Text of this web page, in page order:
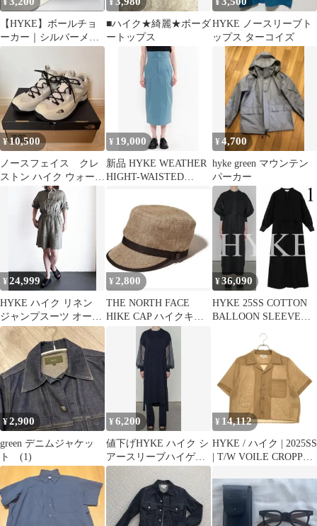
¥
【HYKE】ボールチョ
ーカー｜シルバーメッ
¥
■ハイク★綺麗★ボーダ
ートップス
¥
HYKE ノースリーブト
ップス ターコイズ
¥ 10,500
ノースフェイス クレ
ストン ハイク ウォータ
ープルーフ（メン
ズ） 28cm 美品
¥ 19,000
新品 HYKE WEATHER
HIGHT-WAISTED
¥4,700
hyke green マウンテン
パーカー
¥24,999
HYKE ハイク リネン
ジャンプスーツ オール
インワン
¥ 2,800
THE NORTH FACE
HIKE CAP ハイクキャ
ップ Mサイズ
¥36,090
HYKE 25SS COTTON
BALLOON SLEEVE
¥2,900
green デニムジャケッ
ト (1)
¥6,200
値下げHYKE ハイク シ
アースリーブハイゲー
ジコットンワンピース
ブラック
¥ 14,112
HYKE / ハイク | 2025SS
| T/W VOILE CROPPED
ドシャツ | 1 | ベージュ |
レディース